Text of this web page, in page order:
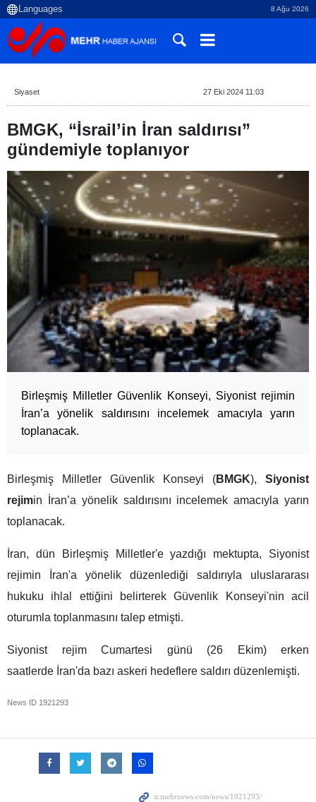
8 Ağu 2026
Siyaset 27 Eki 2024 11:03
BMGK, “İsrail’in İran saldırısı”
gündemiyle toplanıyor
Birleşmiş Milletler Güvenlik Konseyi, Siyonist rejimin
İran’a yönelik saldırısını incelemek amacıyla yarın
toplanacak.
Birleşmiş Milletler Güvenlik Konseyi (BMGK), Siyonist
rejimin İran’a yönelik saldırısını incelemek amacıyla yarın
toplanacak.
İran, dün Birleşmiş Milletler'e yazdığı mektupta, Siyonist
rejimin İran'a yönelik düzenlediği saldırıyla uluslararası
hukuku ihlal ettiğini belirterek Güvenlik Konseyi'nin acil
oturumla toplanmasını talep etmişti.
Siyonist rejim Cumartesi günü (26 Ekim) erken
saatlerde İran'da bazı askeri hedeflere saldırı düzenlemişti.
News ID 1921293